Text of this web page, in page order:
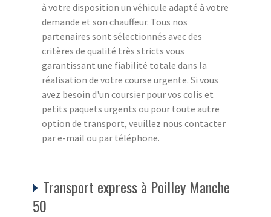
à votre disposition un véhicule adapté à votre
demande et son chauffeur. Tous nos
partenaires sont sélectionnés avec des
critères de qualité très stricts vous
garantissant une fiabilité totale dans la
réalisation de votre course urgente. Si vous
avez besoin d'un coursier pour vos colis et
petits paquets urgents ou pour toute autre
option de transport, veuillez nous contacter
par e-mail ou par téléphone.
Transport express à Poilley Manche
50